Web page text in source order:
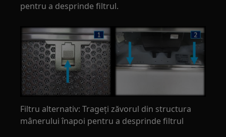
pentru a desprinde filtrul.
Filtru alternativ: Trageți zăvorul din structura
mânerului înapoi pentru a desprinde filtrul